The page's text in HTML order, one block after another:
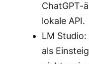
ChatGPT-
lokale API.
LM
als